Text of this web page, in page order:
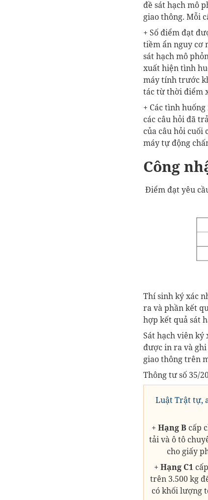
đề sát hạch mô
giao thông. Mỗi
+ Số điểm đạt
tiềm ẩn nguy cơ
sát hạch mô
xuất hiện tình
máy tính trước
tác từ thời điểm
+ Các tình
các câu hỏi đã
của câu hỏi cuối
máy tự động
Công
Điểm đạt yêu
Thí sinh ký xác
ra và phần kết
hợp kết quả sát
Sát hạch viên
được in ra và
giao thông trên
Thông tư số 35/
Luật Trật tự,
+ Hạng B cấp
tải và ô tô
cho giấy
+ Hạng C1
trên 3.500 kg
có khối lượng